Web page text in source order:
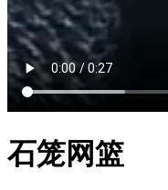
石笼网篮